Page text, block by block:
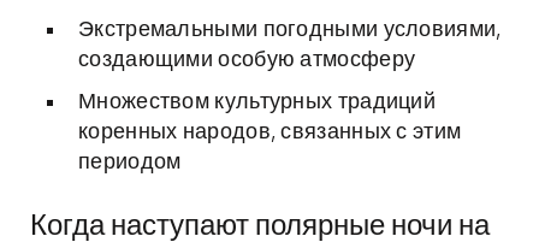
Экстремальными погодными условиями,
создающими особую атмосферу
Множеством культурных традиций
коренных народов, связанных с этим
периодом
Когда наступают полярные ночи на